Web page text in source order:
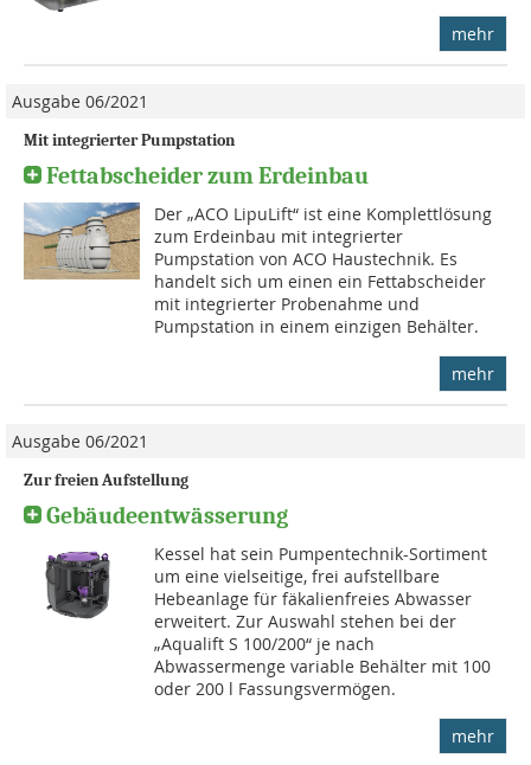
mehr
Ausgabe 06/2021
Mit integrierter Pumpstation
Fettabscheider zum Erdeinbau
Der „ACO LipuLift“ ist eine Komplettlösung
zum Erdeinbau mit integrierter
Pumpstation von ACO Haustechnik. Es
handelt sich um einen ein Fettabscheider
mit integrierter Probenahme und
Pumpstation in einem einzigen Behälter.
mehr
Ausgabe 06/2021
Zur freien Aufstellung
Gebäudeentwässerung
Kessel hat sein Pumpentechnik-Sortiment
um eine vielseitige, frei aufstellbare
Hebeanlage für fäkalienfreies Abwasser
erweitert. Zur Auswahl stehen bei der
„Aqualift S 100/200“ je nach
Abwassermenge variable Behälter mit 100
oder 200 l Fassungsvermögen.
mehr